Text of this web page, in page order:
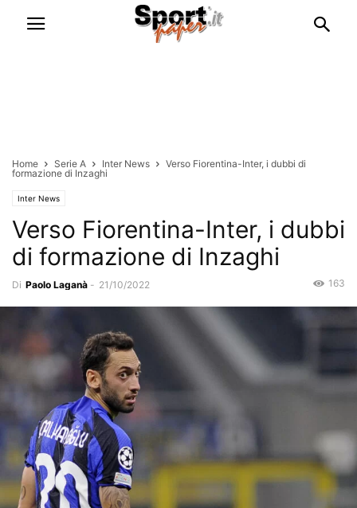
Home Serie A Inter News
Verso Fiorentina-Inter, i dubbi di
formazione di Inzaghi
Inter News
Verso Fiorentina-Inter, i dubbi
di formazione di Inzaghi
Di Paolo Laganà - 21/10/2022 163